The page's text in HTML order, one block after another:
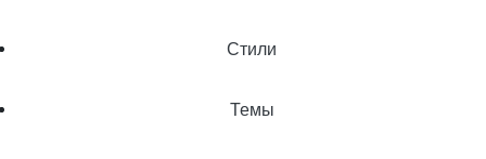
Стили
Темы